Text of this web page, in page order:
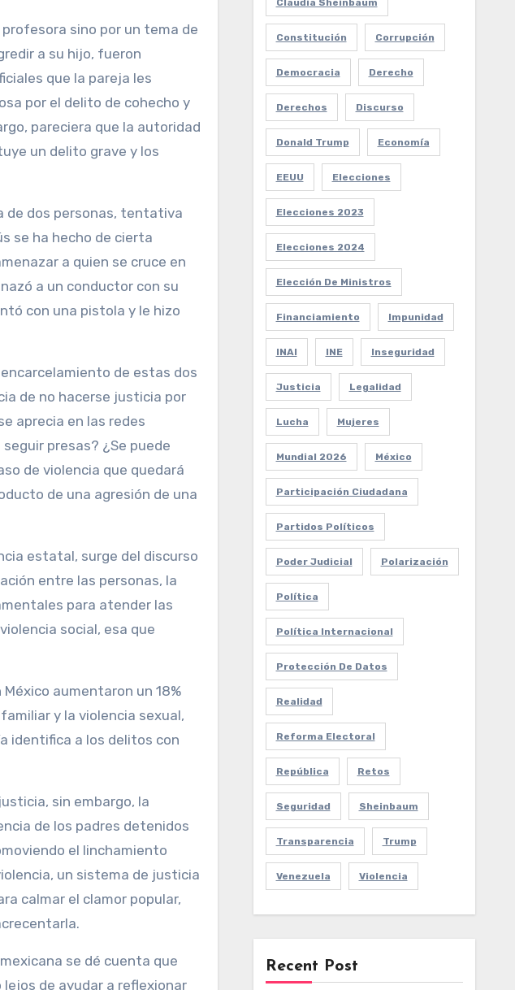
sino por un tema de
a su hijo, fueron
que la pareja les
por el delito de cohecho y
pareciera que la autoridad
un delito grave y los
de dos personas, tentativa
se ha hecho de cierta
a quien se cruce en
a un conductor con su
con una pistola y le hizo
de estas dos
de no hacerse justicia por
aprecia en las redes
presas? ¿Se puede
de violencia que quedará
de una agresión de una
estatal, surge del discurso
entre las personas, la
para atender las
social, esa que
aumentaron un 18%
y la violencia sexual,
identifica a los delitos con
sin embargo, la
de los padres detenidos
el linchamiento
un sistema de justicia
calmar el clamor popular,
se dé cuenta que
de ayudar a reflexionar
Claudia Sheinbaum
Constitución Corrupción
Democracia Derecho
Derechos Discurso
Donald Trump Economía
EEUU Elecciones
Elecciones 2023
Elecciones 2024
Elección De Ministros
Financiamiento Impunidad
INAI INE Inseguridad
Justicia Legalidad
Lucha Mujeres
Mundial 2026 México
Participación Ciudadana
Partidos Políticos
Poder Judicial Polarización
Política
Política Internacional
Protección De Datos
Realidad
Reforma Electoral
República Retos
Seguridad Sheinbaum
Transparencia Trump
Venezuela Violencia
Recent Post